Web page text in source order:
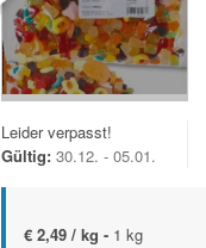
Leider verpasst!
Gültig: 30.12. - 05.01.
€ 2,49 / kg - 1 kg